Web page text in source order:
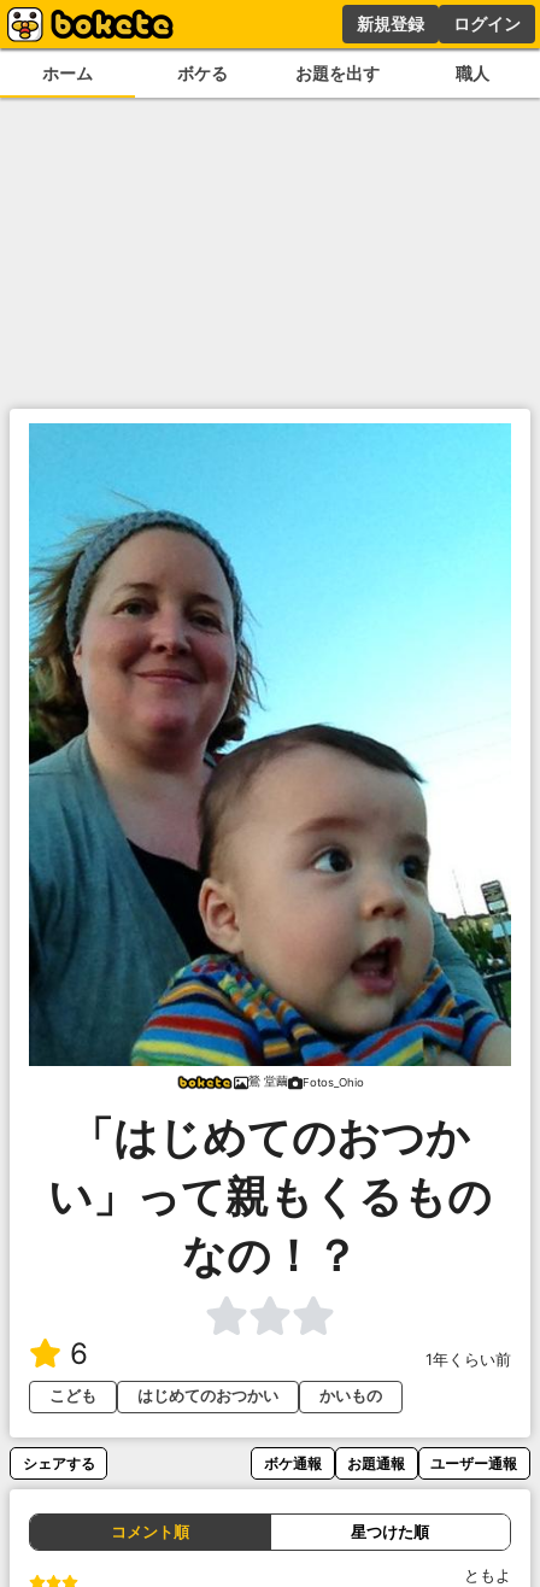
新規登録 ログイン
ホーム ボケる お題を出す 職人
鶯 堂繭 Fotos_Ohio
「はじめてのおつか
い」って親もくるもの
なの！？
6
1年くらい前
こども
はじめてのおつかい かいもの
シェアする ボケ通報 お題通報 ユーザー通報
コメント順 星つけた順
ともよ